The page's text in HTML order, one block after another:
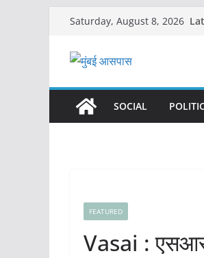
content
Saturday, August 8, 2026
SOCIAL
FEATURED
Vasai :